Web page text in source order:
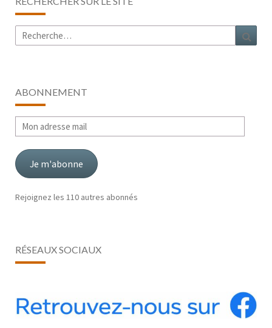
Rechercher :
ABONNEMENT
Mon
adresse
mail
Je m'abonne
Rejoignez les 110 autres abonnés
RÉSEAUX SOCIAUX